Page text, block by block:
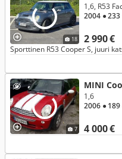
18 2 990 €
2004 ●
Sporttinen R53 Cooper S, juuri
7
MINI
4 000 €
1,6
2006 ●